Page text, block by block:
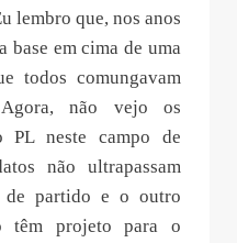
lembro que, nos anos
base em cima de uma
todos comungavam
não vejo os
neste campo de
não ultrapassam
partido e o outro
têm projeto para o